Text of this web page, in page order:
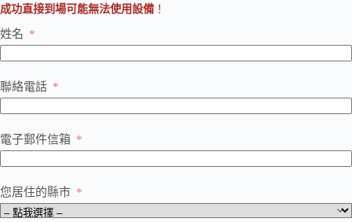
成功直接到場可能無法使用設備 ！
姓名
聯絡電話
電子郵件信箱
您居住的縣市